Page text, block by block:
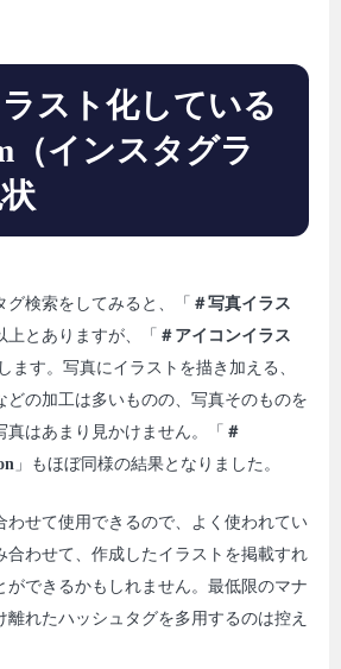
スト化している
（インスタグラ
グ検索をしてみると、「 ＃写真イラス
上とありますが、「 ＃アイコンイラス
ます。写真にイラストを描き加える、
どの加工は多いものの、写真そのものを
はあまり見かけません。「 ＃
」もほぼ同様の結果となりました。
わせて使用できるので、よく使われてい
合わせて、作成したイラストを掲載すれ
ができるかもしれません。最低限のマナ
離れたハッシュタグを多用するのは控え